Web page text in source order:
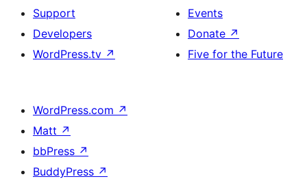
Support
Developers
WordPress.tv ↗
Events
Donate ↗
Five for the Future
WordPress.com ↗
Matt ↗
bbPress ↗
BuddyPress ↗